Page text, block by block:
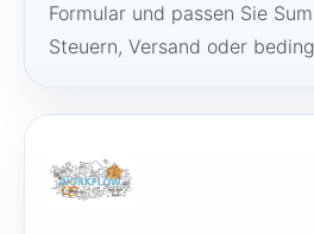
Formular und passen Sie
Steuern, Versand oder